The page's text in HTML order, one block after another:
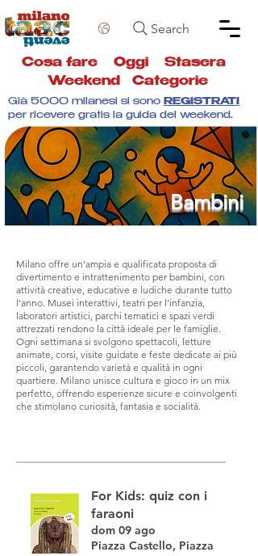
Search
Cosa fare Oggi Stasera
Weekend
Categorie
Già 5000 milanesi si sono REGISTRATI
per ricevere gratis la guida del weekend.
Bambini
Milano offre un’ampia e qualificata proposta di
divertimento e intrattenimento per bambini, con
attività creative, educative e ludiche durante tutto
l’anno. Musei interattivi, teatri per l’infanzia,
laboratori artistici, parchi tematici e spazi verdi
attrezzati rendono la città ideale per le famiglie.
Ogni settimana si svolgono spettacoli, letture
animate, corsi, visite guidate e feste dedicate ai più
piccoli, garantendo varietà e qualità in ogni
quartiere. Milano unisce cultura e gioco in un mix
perfetto, offrendo esperienze sicure e coinvolgenti
che stimolano curiosità, fantasia e socialità.
For Kids: quiz con i
faraoni
dom 09 ago
Piazza Castello, Piazza